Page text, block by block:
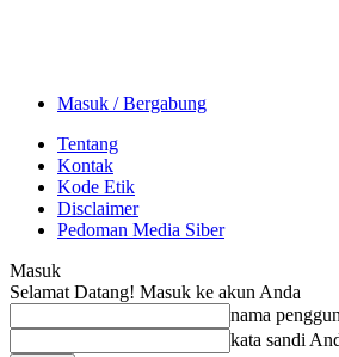
Masuk / Bergabung
Tentang
Kontak
Kode Etik
Disclaimer
Pedoman Media Siber
Masuk
Selamat Datang! Masuk ke akun Anda
nama
kata sandi